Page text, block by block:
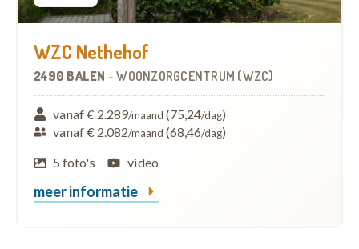
WZC Nethehof
2490 BALEN -WOONZORGCENTRUM (WZC)
vanaf € 2.289/maand (75,24/dag)
vanaf € 2.082/maand (68,46/dag)
5 foto's
video
meer informatie